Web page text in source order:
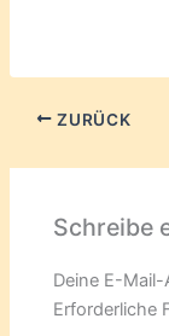
ZURÜCK
Schreibe
Deine E-
Erforderliche